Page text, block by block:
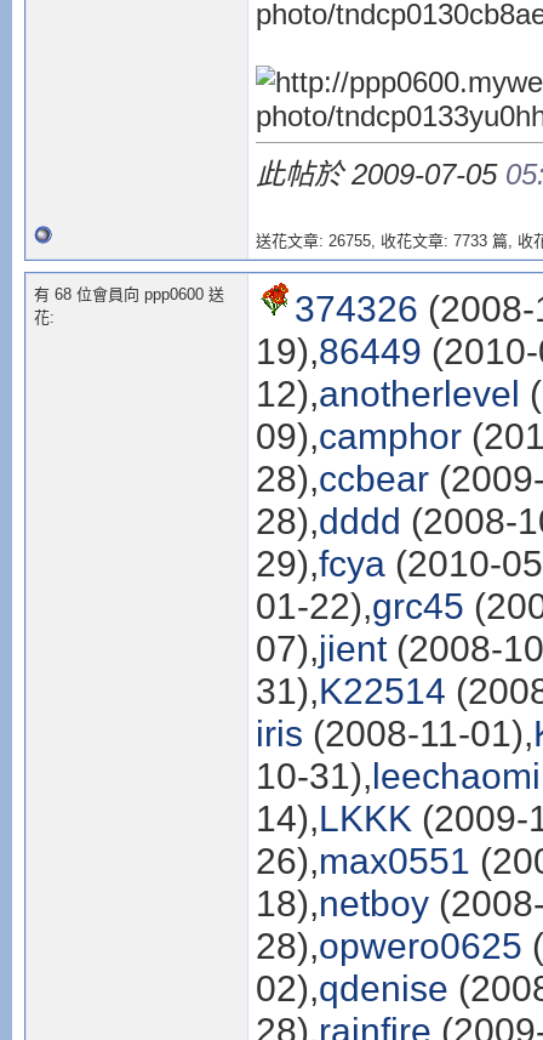
此帖於 2009-07-05
送花文章: 26755, 收花文章: 7733 篇, 收
有 68 位會員向 ppp0600 送
花:
374326
19),86449
12),anotherlevel
09),camphor
28),ccbear
28),dddd (2008-
29),fcya(2010-
01-22),grc45
07),jient(2008-
31),K22514
iris (2008-11-01),
10-31),
14),LKKK (2009-
26),max0551
18),netboy
28),opwero0625
02),qdenise
28),rainfire